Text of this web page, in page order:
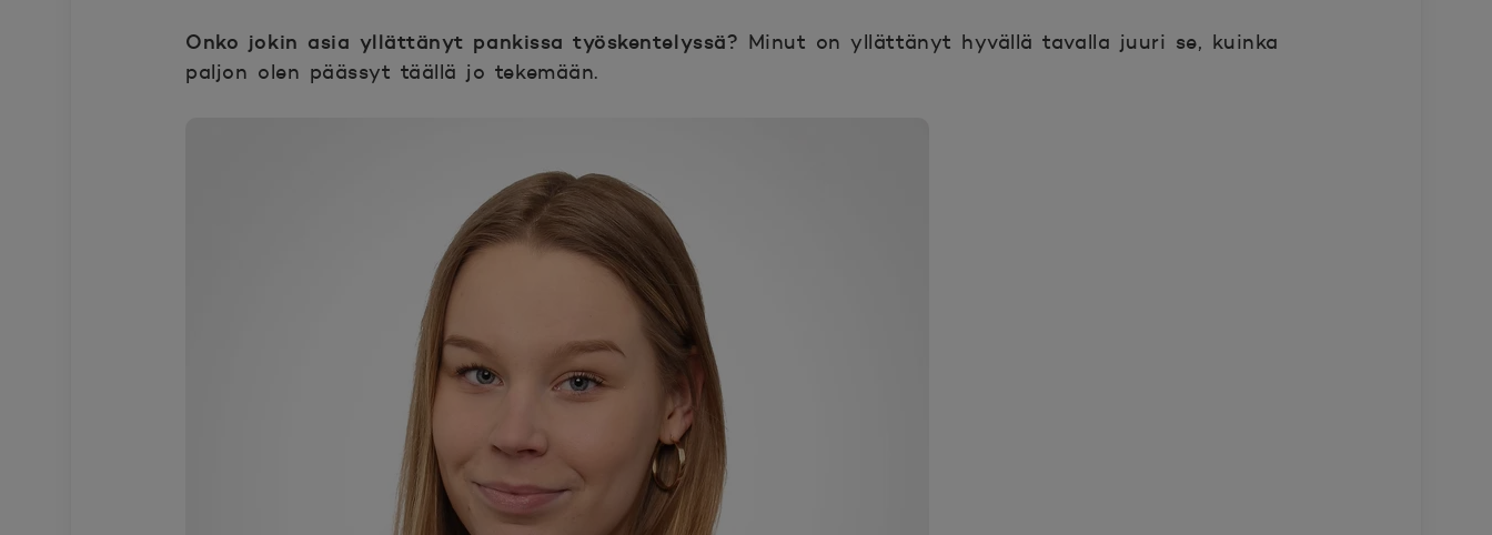
Onko jokin asia yllättänyt pankissa työskentelyssä? Minut on yllättänyt hyvällä tavalla juuri se, kuinka
paljon olen päässyt täällä jo tekemään.